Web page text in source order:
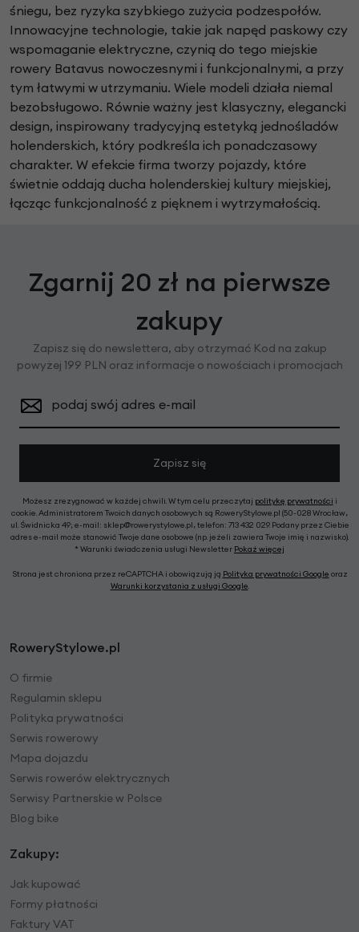
śniegu, bez ryzyka szybkiego zużycia podzespołów.
Innowacyjne technologie, takie jak napęd paskowy czy
wspomaganie elektryczne, czynią do tego miejskie
rowery Batavus nowoczesnymi i funkcjonalnymi, a przy
tym łatwymi w utrzymaniu. Wiele modeli działa niemal
bezobsługowo. Równie ważny jest klasyczny, elegancki
design, inspirowany tradycyjną estetyką jednośladów
holenderskich, który podkreśla ich ponadczasowy
charakter. W efekcie firma tworzy pojazdy, które
świetnie oddają ducha holenderskiej kultury miejskiej,
łącząc funkcjonalność z pięknem i wytrzymałością.
Zgarnij 20 zł na pierwsze
zakupy
Zapisz się do newslettera, aby otrzymać Kod na zakup
powyżej 199 PLN oraz informacje o nowościach i promocjach
podaj swój adres e-mail
Zapisz się
Możesz zrezygnować w każdej chwili. W tym celu przeczytaj politykę prywatności i
cookie. Administratorem Twoich danych osobowych są RoweryStylowe.pl (50-028 Wrocław,
ul. Świdnicka 49; e-mail: sklep@rowerystylowe.pl, telefon: 713 432 029. Podany przez Ciebie
adres e-mail może stanowić Twoje dane osobowe (np. jeżeli zawiera Twoje imię i nazwisko).
* Warunki świadczenia usługi Newsletter Pokaż więcej
Strona jest chroniona przez reCAPTCHA i obowiązują ją Polityka prywatności Google oraz
Warunki korzystania z usługi Google.
RoweryStylowe.pl
O firmie
Regulamin sklepu
Polityka prywatności
Serwis rowerowy
Mapa dojazdu
Serwis rowerów elektrycznych
Serwisy Partnerskie w Polsce
Blog bike
Zakupy:
Jak kupować
Formy płatności
Faktury VAT